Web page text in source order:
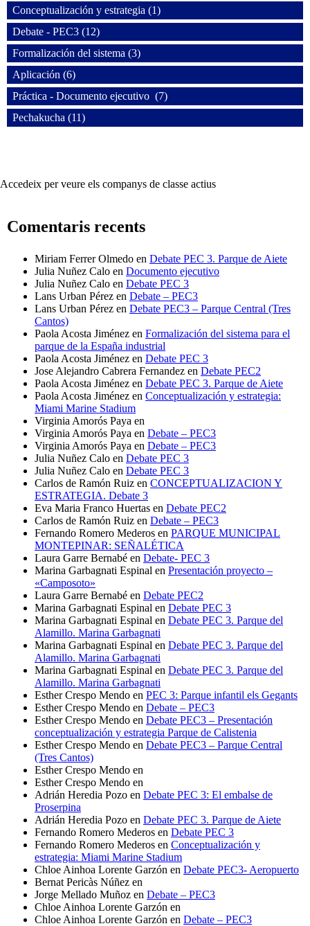
Conceptualización y estrategia (1)
Debate - PEC3 (12)
Formalización del sistema (3)
Aplicación (6)
Práctica - Documento ejecutivo (7)
Pechakucha (11)
Accedeix per veure els companys de classe actius
Comentaris recents
Miriam Ferrer Olmedo en Debate PEC 3. Parque de Aiete
Julia Nuñez Calo en Documento ejecutivo
Julia Nuñez Calo en Debate PEC 3
Lans Urban Pérez en Debate – PEC3
Lans Urban Pérez en Debate PEC3 – Parque Central (Tres
Cantos)
Paola Acosta Jiménez en Formalización del sistema para el
parque de la España industrial
Paola Acosta Jiménez en Debate PEC 3
Jose Alejandro Cabrera Fernandez en Debate PEC2
Paola Acosta Jiménez en Debate PEC 3. Parque de Aiete
Paola Acosta Jiménez en Conceptualización y estrategia:
Miami Marine Stadium
Virginia Amorós Paya en
Virginia Amorós Paya en Debate – PEC3
Virginia Amorós Paya en Debate – PEC3
Julia Nuñez Calo en Debate PEC 3
Julia Nuñez Calo en Debate PEC 3
Carlos de Ramón Ruiz en CONCEPTUALIZACION Y
ESTRATEGIA. Debate 3
Eva Maria Franco Huertas en Debate PEC2
Carlos de Ramón Ruiz en Debate – PEC3
Fernando Romero Mederos en PARQUE MUNICIPAL
MONTEPINAR: SEÑALÉTICA
Laura Garre Bernabé en Debate- PEC 3
Marina Garbagnati Espinal en Presentación proyecto –
«Camposoto»
Laura Garre Bernabé en Debate PEC2
Marina Garbagnati Espinal en Debate PEC 3
Marina Garbagnati Espinal en Debate PEC 3. Parque del
Alamillo. Marina Garbagnati
Marina Garbagnati Espinal en Debate PEC 3. Parque del
Alamillo. Marina Garbagnati
Marina Garbagnati Espinal en Debate PEC 3. Parque del
Alamillo. Marina Garbagnati
Esther Crespo Mendo en PEC 3: Parque infantil els Gegants
Esther Crespo Mendo en Debate – PEC3
Esther Crespo Mendo en Debate PEC3 – Presentación
conceptualización y estrategia Parque de Calistenia
Esther Crespo Mendo en Debate PEC3 – Parque Central
(Tres Cantos)
Esther Crespo Mendo en
Esther Crespo Mendo en
Adrián Heredia Pozo en Debate PEC 3: El embalse de
Proserpina
Adrián Heredia Pozo en Debate PEC 3. Parque de Aiete
Fernando Romero Mederos en Debate PEC 3
Fernando Romero Mederos en Conceptualización y
estrategia: Miami Marine Stadium
Chloe Ainhoa Lorente Garzón en Debate PEC3- Aeropuerto
Bernat Pericàs Núñez en
Jorge Mellado Muñoz en Debate – PEC3
Chloe Ainhoa Lorente Garzón en
Chloe Ainhoa Lorente Garzón en Debate – PEC3